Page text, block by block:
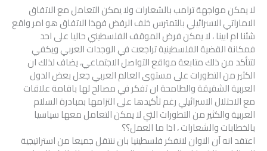
لا يمكن مواجهة ترامب بالشعارات ولا يمكن التعامل مع الاتفاق
الاماراتي الاسرائيلي بالتمترس خلف الرفض فهذا الاتفاق هو امر واقع
شئنا ام ابينا ، لا يمكن فرض الموقف الفلسطيني حاليا على احد
فمكانة القضية الفلسطينية تراجعت في الوجدات العربي ويكفي
لتتأكد من ذلك متابعة مواقع التواصل الاجتماعي، يضاف لذلك ان
الكثير من التطورات على مستوى العالم العربي جعل بعض الدول
العربية الشقيقة والطامحة ان تفكر في مصالح لها باقامة علاقات
مع الاحتلال الاسرائيلي رغم تأكيدها على التزامها بمبادرة السلام
العربية والكثير من التطورات التي لا يمكن التعامل معها سياسيا
بالخطابات والشعارات ، اذا ما العمل؟؟
اعتقد انه آن الاوان لانفكر فلسطينيا بان ننتقل جميعا من استراتيجية